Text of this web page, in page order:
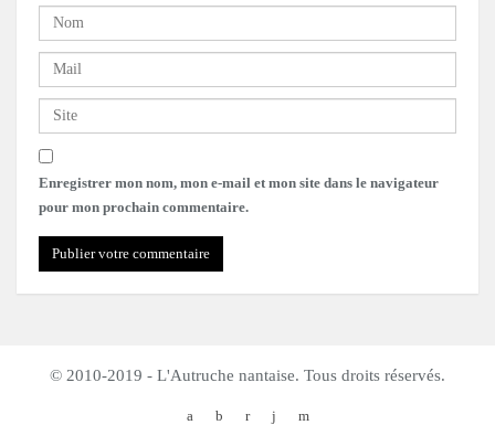
Enregistrer mon nom, mon e-mail et mon site dans le navigateur
pour mon prochain commentaire.
© 2010-2019 - L'Autruche nantaise. Tous droits réservés.